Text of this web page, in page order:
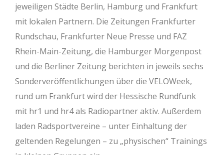
jeweiligen Städte Berlin, Hamburg und Frankfurt
mit lokalen Partnern. Die Zeitungen Frankfurter
Rundschau, Frankfurter Neue Presse und FAZ
Rhein-Main-Zeitung, die Hamburger Morgenpost
und die Berliner Zeitung berichten in jeweils sechs
Sonderveröffentlichungen über die VELOWeek,
rund um Frankfurt wird der Hessische Rundfunk
mit hr1 und hr4 als Radiopartner aktiv. Außerdem
laden Radsportvereine – unter Einhaltung der
geltenden Regelungen – zu „physischen“ Trainings